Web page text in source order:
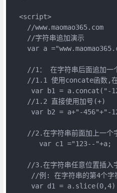
  <script>
    //www.maomao365.com
    //字符串追加演示
var a
//1： 在字符串后面追加一
//1.1 使用concate函数,
var b1 = a.concat("-
    //1.2 直接使用加号(+)
var b2 = a+"-456"+"-
//2.在字符串前面加上一个
       var c1 ="123--"+a;
//3.在字符串任意位置插入
//例: 在字符串的第4个字
var d1 = a.slice(0,4)